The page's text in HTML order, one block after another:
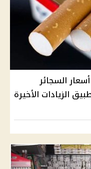
السجائر
الزيادات الأخيرة